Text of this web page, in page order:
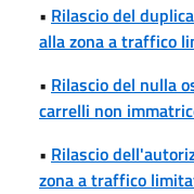
• Rilascio del
alla zona a traffico
• Rilascio del nulla
carrelli non
• Rilascio
zona a traffico